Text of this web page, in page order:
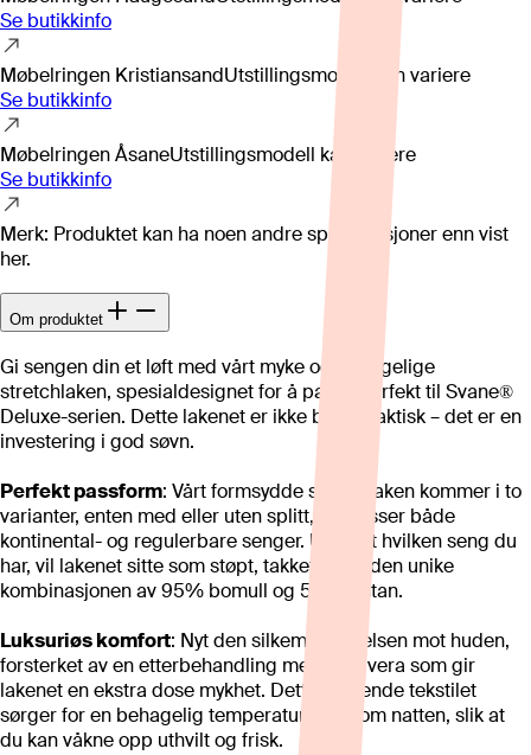
Se butikkinfo
Møbelringen KristiansandUtstillingsmodell kan variere
Se butikkinfo
Møbelringen ÅsaneUtstillingsmodell kan variere
Se butikkinfo
Merk: Produktet kan ha noen andre spesifikasjoner enn vist
her.
Om produktet
Gi sengen din et løft med vårt myke og behagelige
stretchlaken, spesialdesignet for å passe perfekt til Svane®
Deluxe-serien. Dette lakenet er ikke bare praktisk – det er en
investering i god søvn.
Perfekt passform: Vårt formsydde stretchlaken kommer i to
varianter, enten med eller uten splitt, og passer både
kontinental- og regulerbare senger. Uansett hvilken seng du
har, vil lakenet sitte som støpt, takket være den unike
kombinasjonen av 95% bomull og 5% elastan.
Luksuriøs komfort: Nyt den silkemyke følelsen mot huden,
forsterket av en etterbehandling med aloe vera som gir
lakenet en ekstra dose mykhet. Dette pustende tekstilet
sørger for en behagelig temperatur gjennom natten, slik at
du kan våkne opp uthvilt og frisk.